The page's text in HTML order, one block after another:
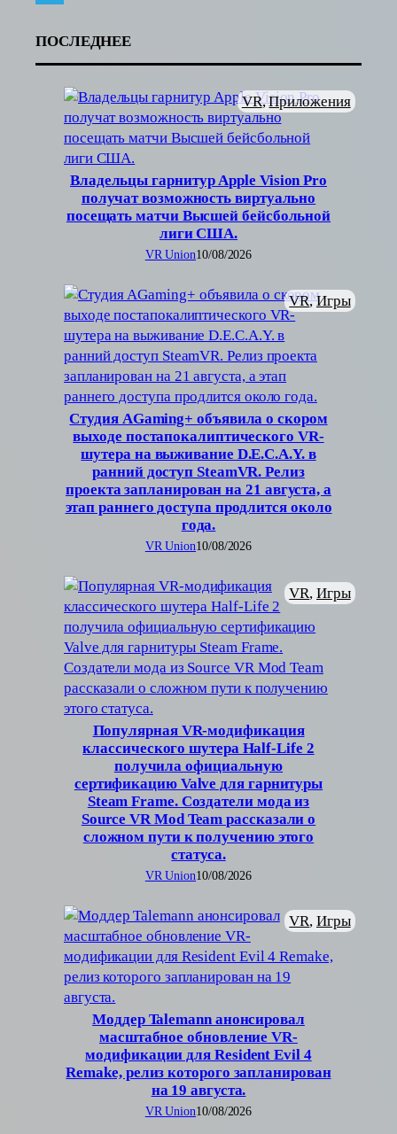
ПОСЛЕДНЕЕ
Владельцы гарнитур Apple Vision Pro
получат возможность виртуально
посещать матчи Высшей бейсбольной
лиги США.
VR, Приложения
VR Union10/08/2026
Студия AGaming+ объявила о скором
выходе постапокалиптического VR-
шутера на выживание D.E.C.A.Y. в
ранний доступ SteamVR. Релиз
проекта запланирован на 21 августа, а
этап раннего доступа продлится около
года.
VR, Игры
VR Union10/08/2026
Популярная VR-модификация
классического шутера Half-Life 2
получила официальную
сертификацию Valve для гарнитуры
Steam Frame. Создатели мода из
Source VR Mod Team рассказали о
сложном пути к получению этого
статуса.
VR, Игры
VR Union10/08/2026
Моддер Talemann анонсировал
масштабное обновление VR-
модификации для Resident Evil 4
Remake, релиз которого запланирован
на 19 августа.
VR, Игры
VR Union10/08/2026